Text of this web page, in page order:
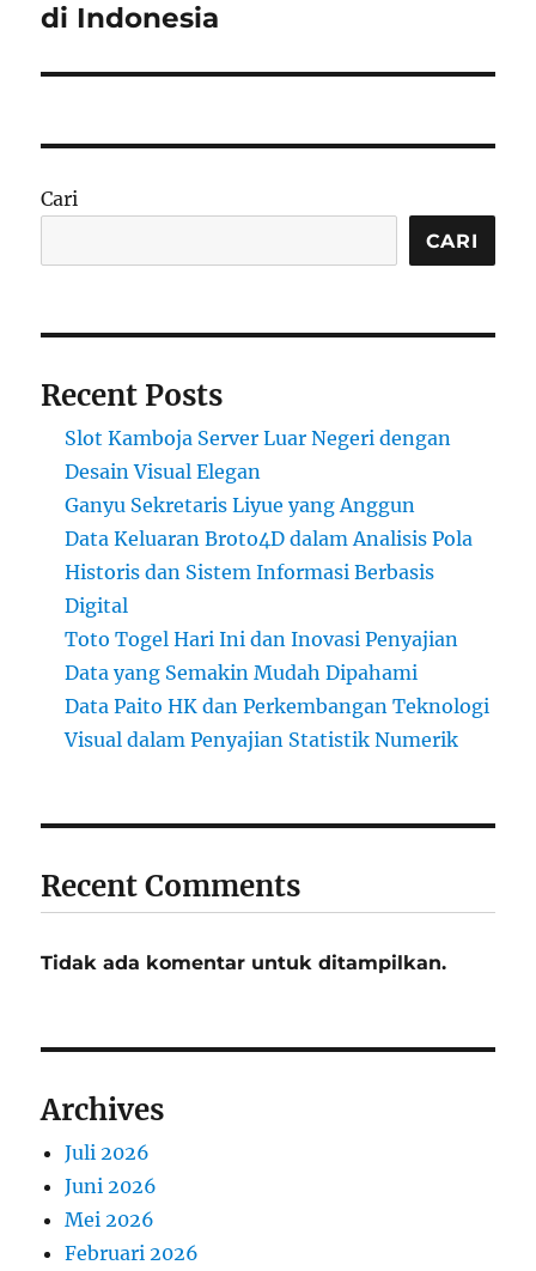
di Indonesia
Cari
CARI
Recent Posts
Slot Kamboja Server Luar Negeri dengan
Desain Visual Elegan
Ganyu Sekretaris Liyue yang Anggun
Data Keluaran Broto4D dalam Analisis Pola
Historis dan Sistem Informasi Berbasis
Digital
Toto Togel Hari Ini dan Inovasi Penyajian
Data yang Semakin Mudah Dipahami
Data Paito HK dan Perkembangan Teknologi
Visual dalam Penyajian Statistik Numerik
Recent Comments
Tidak ada komentar untuk ditampilkan.
Archives
Juli 2026
Juni 2026
Mei 2026
Februari 2026